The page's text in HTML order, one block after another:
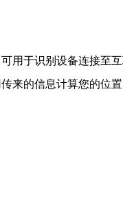
用于识别设备连接至互
来的信息计算您的位置